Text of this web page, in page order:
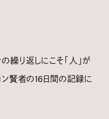
繰り返しにこそ「人」が
ン賢者の16日間の記録に